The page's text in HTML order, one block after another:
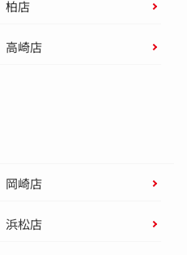
柏店
高崎店
岡崎店
浜松店